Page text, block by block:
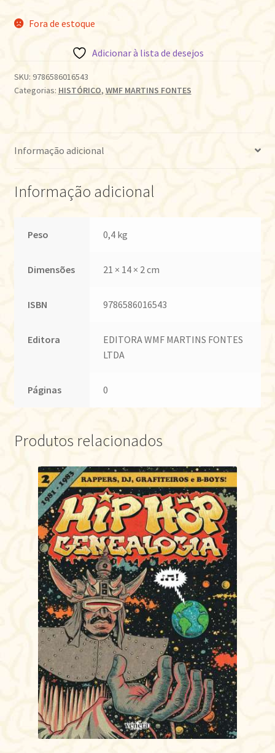
Fora de estoque
Adicionar à lista de desejos
SKU: 9786586016543
Categorias: HISTÓRICO, WMF MARTINS FONTES
Informação adicional
Informação adicional
Peso 0,4 kg
Dimensões 21 × 14 × 2 cm
ISBN 9786586016543
Editora
EDITORA WMF MARTINS FONTES
LTDA
Páginas 0
Produtos relacionados